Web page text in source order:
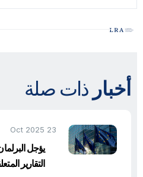
أخبار ذات صلة
23 Oct 2025
يؤجل
التقارير